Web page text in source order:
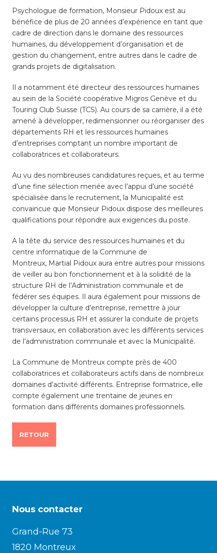
Construction et travaux
Enfance/jeunesse
Environnement
Locations
Population
Psychologue de formation, Monsieur Pidoux est au
bénéfice de plus de 20 années d’expérience en tant que
cadre de direction dans le domaine des ressources
humaines, du développement d’organisation et de
gestion du changement, entre autres dans le cadre de
grands projets de digitalisation.
Il a notamment été directeur des ressources humaines
au sein de la Société coopérative Migros Genève et du
Touring Club Suisse (TCS). Au cours de sa carrière, il a été
amené à développer, redimensionner ou réorganiser des
départements RH et les ressources humaines
d’entreprises comptant un nombre important de
collaboratrices et collaborateurs.
Au vu des nombreuses candidatures reçues, et au terme
d’une fine sélection menée avec l’appui d’une société
spécialisée dans le recrutement, la Municipalité est
convaincue que Monsieur Pidoux dispose des meilleures
qualifications pour répondre aux exigences du poste.
A la tête du service des ressources humaines et du
centre informatique de la Commune de
Montreux, Martial Pidoux aura entre autres pour missions
de veiller au bon fonctionnement et à la solidité de la
structure RH de l’Administration communale et de
fédérer ses équipes. Il aura également pour missions de
développer la culture d’entreprise, remettre à jour
certains processus RH et assurer la conduite de projets
transversaux, en collaboration avec les différents services
de l’administration communale et avec la Municipalité.
La Commune de Montreux compte près de 400
collaboratrices et collaborateurs actifs dans de nombreux
domaines d’activité différents. Entreprise formatrice, elle
compte également une trentaine de jeunes en
formation dans différents domaines professionnels.
RETOUR
Nous contacter
Grand-Rue 73
1820 Montreux